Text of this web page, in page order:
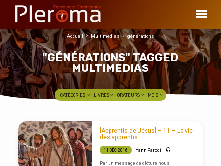
"GÉNÉRATIONS" TAGGED
MULTIMEDIAS
Accueil Multimedias générations
CATÉGORIES LIVRES ORATEURS MOIS
"GÉNÉRATIONS"
TAGGED
MULTIMEDIAS
[Apprentis de Jésus] – 11 – La vie
des apprentis
11 DÉC 2016 Yann Parodi
Par un message de clôture nous